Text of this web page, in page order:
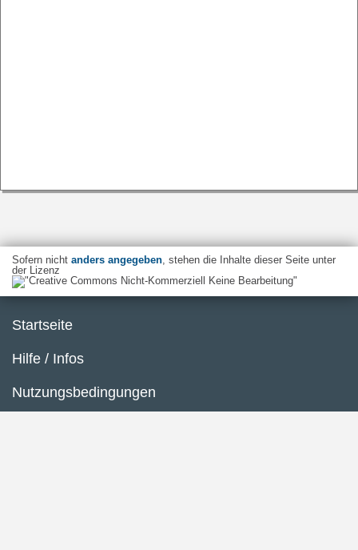
Sofern nicht anders angegeben, stehen die Inhalte dieser Seite unter
der Lizenz
Startseite
Hilfe / Infos
Nutzungsbedingungen